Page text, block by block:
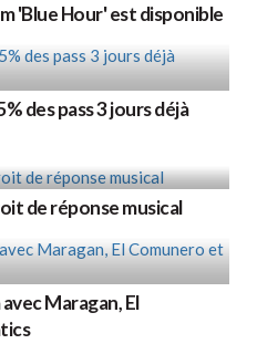
'Blue Hour' est disponible
des pass 3 jours déjà
de réponse musical
Maragan, El